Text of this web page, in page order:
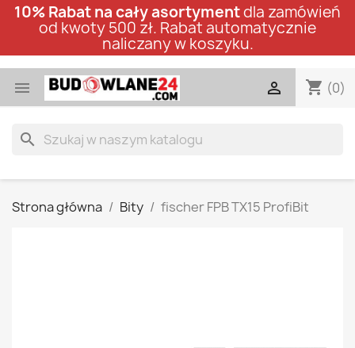
10% Rabat na cały asortymentdla zamówień
od kwoty 500 zł. Rabat automatycznie
naliczany w koszyku.
 shopping_cart (0)

search
Strona główna Bity fischer FPB TX15 ProfiBit